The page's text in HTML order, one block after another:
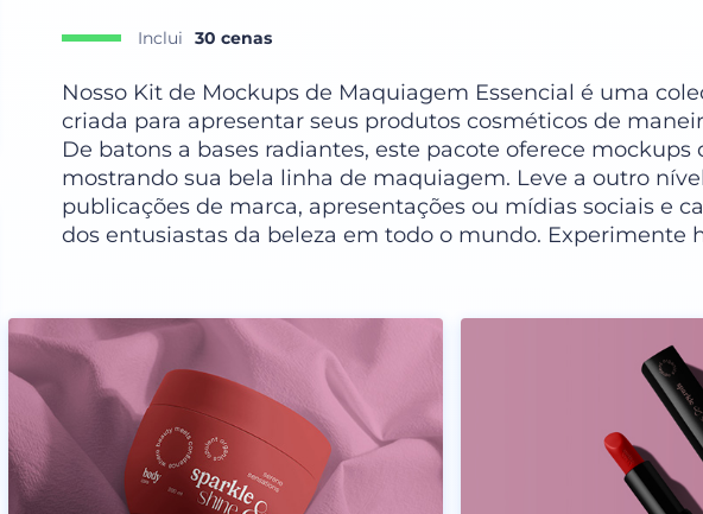
Inclui 30 cenas
Nosso Kit de Mockups de Maquiagem Essencial é uma
criada para apresentar seus produtos cosméticos de
De batons a bases radiantes, este pacote oferece mockups
mostrando sua bela linha de maquiagem. Leve a outro
publicações de marca, apresentações ou mídias sociais e
dos entusiastas da beleza em todo o mundo. Experimente